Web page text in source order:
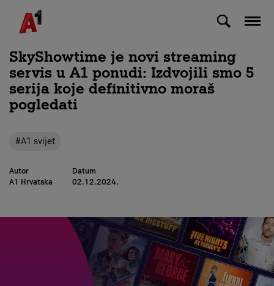
Skip to Main Content
SkyShowtime je novi streaming
servis u A1 ponudi: Izdvojili smo 5
serija koje definitivno moraš
pogledati
#A1 svijet
Autor
A1 Hrvatska
Datum
02.12.2024.